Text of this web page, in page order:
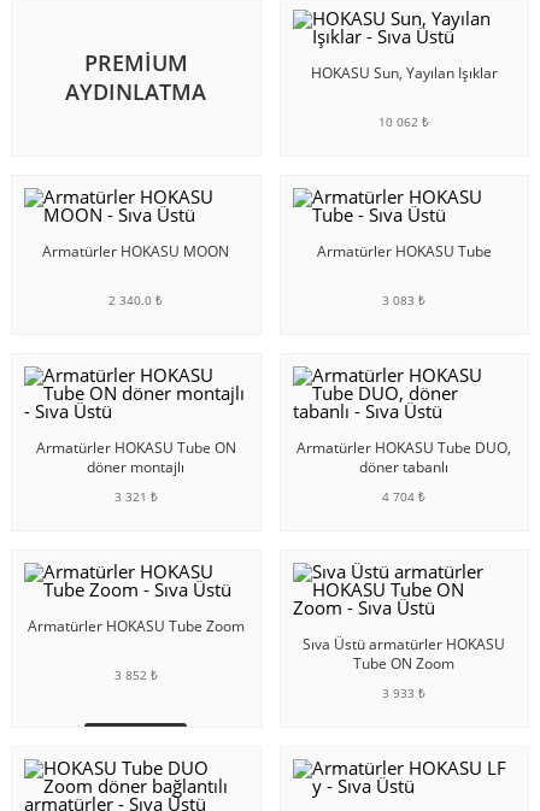
PREMIUM
AYDINLATMA
HOKASU Sun, Yayılan Işıklar
10 062 ₺
SEPETE EKLE
Armatürler HOKASU MOON
2 340.0 ₺
SEPETE EKLE
Armatürler HOKASU Tube
3 083 ₺
SEPETE EKLE
Armatürler HOKASU Tube ON
döner montajlı
3 321 ₺
SEPETE EKLE
Armatürler HOKASU Tube DUO,
döner tabanlı
4 704 ₺
Armatürler HOKASU Tube Zoom
3 852 ₺
Sıva Üstü armatürler HOKASU
Tube ON Zoom
3 933 ₺
SEPETE EKLE